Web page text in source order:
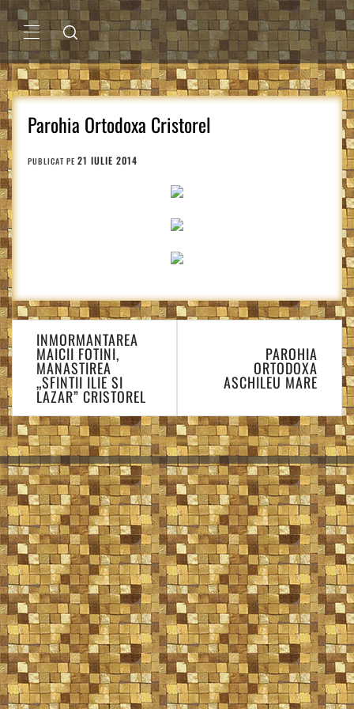
Sari
la
conținutMENIU
PRINCIPAL
Parohia Ortodoxa Cristorel
PUBLICAT PE 21 IULIE 2014
Navigare
în
articole
INMORMANTAREA
MAICII FOTINI,
MANASTIREA
„SFINTII ILIE SI
LAZAR” CRISTOREL
PAROHIA
ORTODOXA
ASCHILEU MARE